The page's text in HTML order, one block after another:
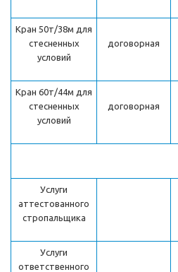
Кран 50т/38м для
стесненных
условий
договорная
Кран 60т/44м для
стесненных
условий
договорная
Услуги
аттестованного
стропальщика
Услуги
ответственного